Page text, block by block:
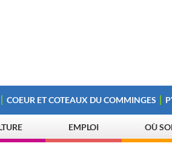
COEUR ET COTEAUX DU COMMINGES
EMPLOI OÙ